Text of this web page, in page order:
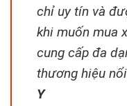
chỉ uy tín và
khi muốn mua
cung cấp đa
thương hiệu
Y